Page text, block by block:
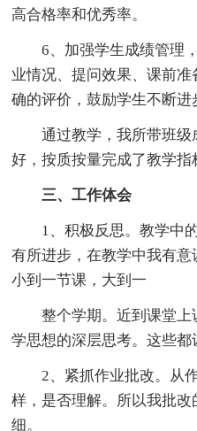
高合格率和优秀率。
6、加强学生成绩管理，
业情况、提问效果、课前
确的评价，鼓励学生不断进
通过教学，我所带班级
好，按质按量完成了教学指
三、工作体会
1、积极反思。教学中的
有所进步，在教学中我有意
小到一节课，大到一
整个学期。近到课堂上
学思想的深层思考。这些都
2、紧抓作业批改。从作
样，是否理解。所以我批
细。